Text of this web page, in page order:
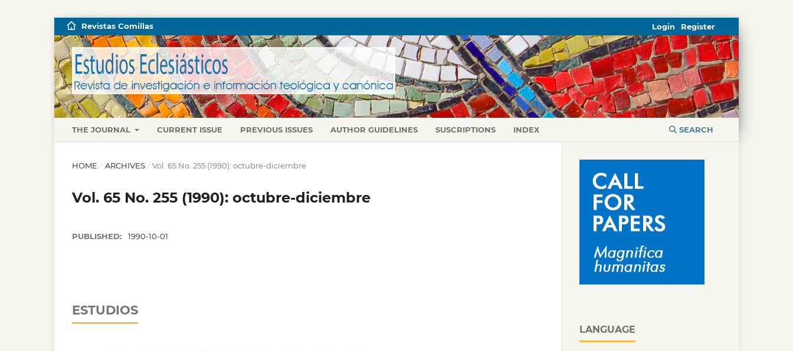
THE JOURNAL CURRENT ISSUE PREVIOUS ISSUES AUTHOR GUIDELINES SUSCRIPTIONS INDEX SEARCH
Revistas Comillas Register
Login
HOME / ARCHIVES / Vol. 65 No. 255 (1990): octubre-diciembre
Vol. 65 No. 255 (1990): octubre-diciembre
PUBLISHED: 1990-10-01
ESTUDIOS
LANGUAGE